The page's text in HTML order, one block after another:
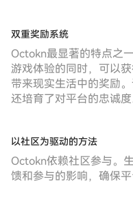
双重奖励系统
Octokn最显著的特点之
游戏体验的同时，可以
带来现实生活中的奖励
还培育了对平台的忠诚度
以社区为驱动的方法
Octokn依赖社区参与。
馈和参与的影响，确保